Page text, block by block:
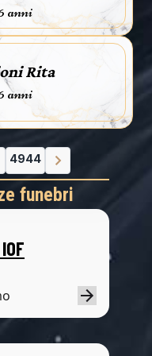
anni
Rita
anni
4944
funebri